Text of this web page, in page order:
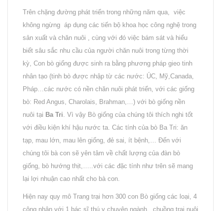
Trên chặng đường phát triển trong những năm qua, việc
không ngừng áp dụng các tiến bộ khoa học công nghệ trong
sản xuất và chăn nuôi , cùng với đó việc bám sát và hiểu
biết sâu sắc nhu cầu của người chăn nuôi trong từng thời
kỳ, Con bò giống được sinh ra bằng phương pháp gieo tinh
nhân tạo (tinh bò được nhập từ các nước: ÚC, Mỹ,Canada,
Pháp…các nước có nền chăn nuôi phát triển, với các giống
bò: Red Angus, Charolais, Brahman,…) với bò giống nền
nuôi tại Ba Tri . Vì vậy Bò giống của chúng tôi thích nghi tốt
với điều kiện khí hậu nước ta. Các tính của bò Ba Tri: ăn
tạp, mau lớn, mau lên giống, đẻ sai, ít bệnh,… Đến với
chúng tôi bà con sẽ yên tâm về chất lượng của đàn bò
giống, bò hướng thịt,…..với các đặc tính như trên sẽ mang
lại lợi nhuận cao nhất cho bà con.
Hiện nay quy mô Trang trại hơn 300 con Bò giống các loại, 4
công nhân với 1 bác sĩ thú y chuyên ngành, chuồng trại nuôi